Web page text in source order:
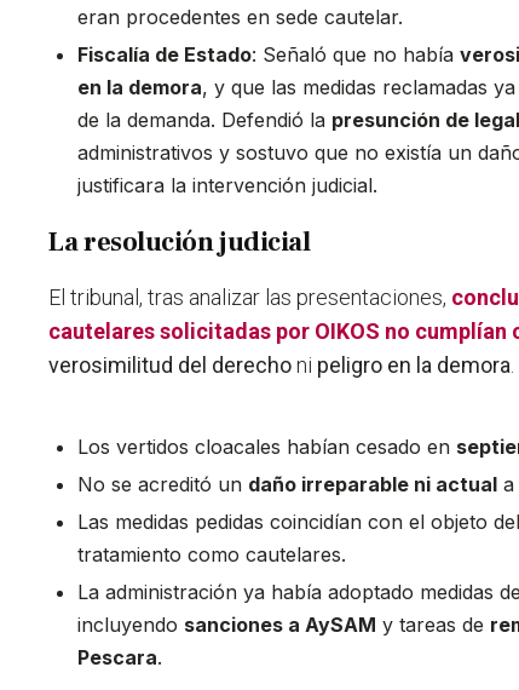
eran procedentes en sede cautelar.
Fiscalía de Estado: Señaló que no había
en la demora, y que las medidas reclamadas
de la demanda. Defendió la presunción de
administrativos y sostuvo que no existía un
justificara la intervención judicial.
La resolución judicial
El tribunal, tras analizar las presentaciones,
cautelares solicitadas por OIKOS no cumplían
verosimilitud del derechoni peligro en la demora
Los vertidos cloacales habían cesado en
No se acreditó un daño irreparable ni actual a
Las medidas pedidas coincidían con el objeto
tratamiento como cautelares.
La administración ya había adoptado medidas
incluyendo sanciones a AySAM y tareas de
Pescara.